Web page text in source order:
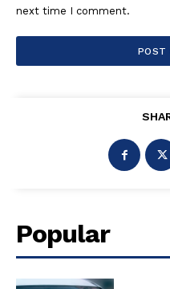
next time I comment.
Popular